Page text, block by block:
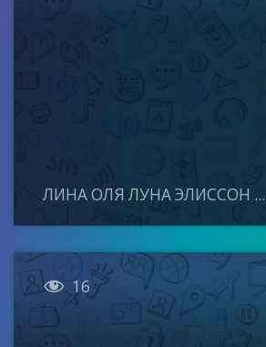
ЛИНА ОЛЯ ЛУНА ЭЛИССОН ...
 16